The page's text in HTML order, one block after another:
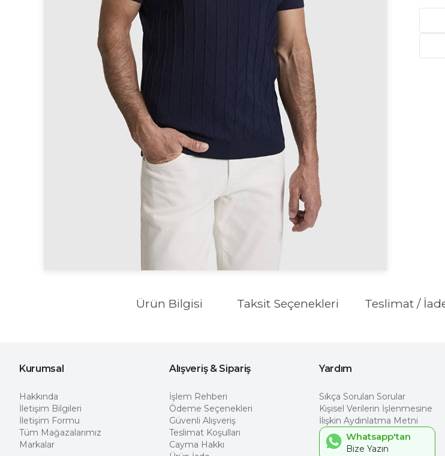
Ürün Bilgisi Taksit Seçenekleri Teslimat /
Kurumsal
Hakkında
İletişim Bilgileri
İletişim Formu
Tüm Mağazalarımız
Markalar
Alışveriş & Sipariş
İşlem Rehberi
Ödeme Seçenekleri
Güvenli Alışveriş
Teslimat Koşulları
Cayma Hakkı
Yardım
Sıkça Sorulan Sorular
Kişisel Verilerin İşlenmesine
İlişkin Aydınlatma Metni
Whatsapp'tan